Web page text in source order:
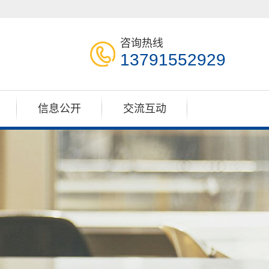
咨询热线
13791552929
信息公开 交流互动